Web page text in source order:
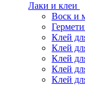
Лаки и клеи
Воск и
Клей
Клей
Клей
Клей
Клей